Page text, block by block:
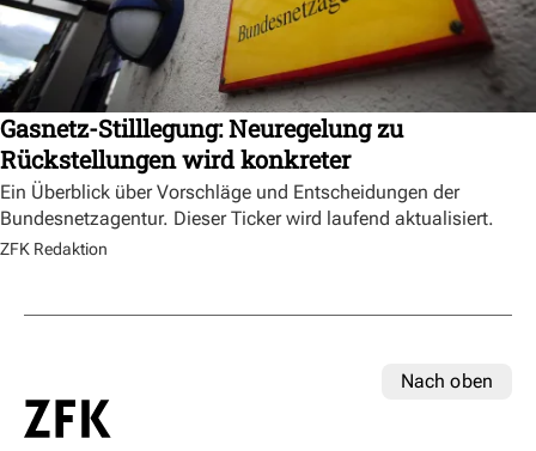
Gasnetz-Stilllegung: Neuregelung zu
Rückstellungen wird konkreter
Ein Überblick über Vorschläge und Entscheidungen der
Bundesnetzagentur. Dieser Ticker wird laufend aktualisiert.
ZFK Redaktion
Nach oben